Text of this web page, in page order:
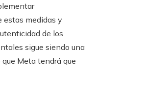
medidas y
de los
sigue siendo una
Meta tendrá que